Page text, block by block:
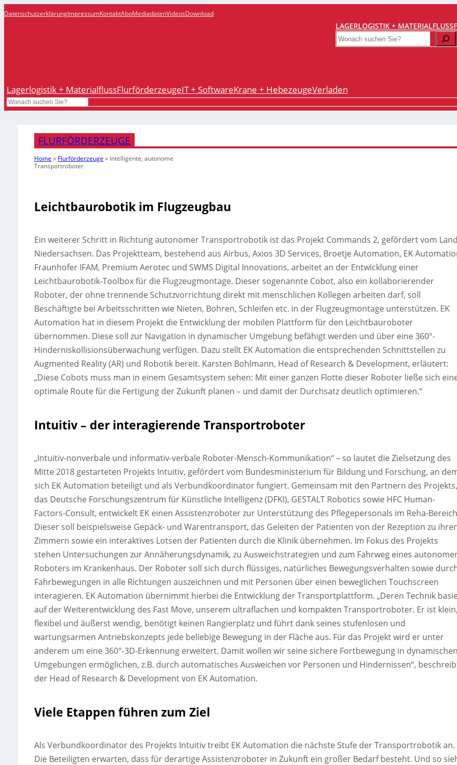
DatenschutzerklärungImpressumKontaktAboMediadatenVideosDownload
LAGERLOGISTIK + MATERIALFLUSS
Search
Lagerlogistik + MaterialflussFlurförderzeugeIT + SoftwareKrane + HebezeugeVerladen
Search
FLURFÖRDERZEUGE
Home » Flurförderzeuge » Intelligente, autonome
Transportroboter
Leichtbaurobotik im Flugzeugbau
Ein weiterer Schritt in Richtung autonomer Transportrobotik ist das Projekt Commands 2, gefördert vom Land
Niedersachsen. Das Projektteam, bestehend aus Airbus, Axios 3D Services, Broetje Automation, EK
Fraunhofer IFAM, Premium Aerotec und SWMS Digital Innovations, arbeitet an der Entwicklung einer
Leichtbaurobotik-Toolbox für die Flugzeugmontage. Dieser sogenannte Cobot, also ein kollaborierender
Roboter, der ohne trennende Schutzvorrichtung direkt mit menschlichen Kollegen arbeiten darf, soll
Beschäftigte bei Arbeitsschritten wie Nieten, Bohren, Schleifen etc. in der Flugzeugmontage unterstützen. EK
Automation hat in diesem Projekt die Entwicklung der mobilen Plattform für den Leichtbauroboter
übernommen. Diese soll zur Navigation in dynamischer Umgebung befähigt werden und über eine 360°-
Hinderniskollisionsüberwachung verfügen. Dazu stellt EK Automation die entsprechenden Schnittstellen zu
Augmented Reality (AR) und Robotik bereit. Karsten Bohlmann, Head of Research & Development, erläutert:
„Diese Cobots muss man in einem Gesamtsystem sehen: Mit einer ganzen Flotte dieser Roboter ließe sich
optimale Route für die Fertigung der Zukunft planen – und damit der Durchsatz deutlich optimieren.“
Intuitiv – der interagierende Transportroboter
„Intuitiv-nonverbale und informativ-verbale Roboter-Mensch-Kommunikation“ – so lautet die Zielsetzung des
Mitte 2018 gestarteten Projekts Intuitiv, gefördert vom Bundesministerium für Bildung und Forschung, an
sich EK Automation beteiligt und als Verbundkoordinator fungiert. Gemeinsam mit den Partnern des Projekts,
das Deutsche Forschungszentrum für Künstliche Intelligenz (DFKI), GESTALT Robotics sowie HFC Human-
Factors-Consult, entwickelt EK einen Assistenzroboter zur Unterstützung des Pflegepersonals im Reha-
Dieser soll beispielsweise Gepäck- und Warentransport, das Geleiten der Patienten von der Rezeption zu
Zimmern sowie ein interaktives Lotsen der Patienten durch die Klinik übernehmen. Im Fokus des Projekts
stehen Untersuchungen zur Annäherungsdynamik, zu Ausweichstrategien und zum Fahrweg eines
Roboters im Krankenhaus. Der Roboter soll sich durch flüssiges, natürliches Bewegungsverhalten sowie
Fahrbewegungen in alle Richtungen auszeichnen und mit Personen über einen beweglichen Touchscreen
interagieren. EK Automation übernimmt hierbei die Entwicklung der Transportplattform. „Deren Technik
auf der Weiterentwicklung des Fast Move, unserem ultraflachen und kompakten Transportroboter. Er ist klein,
flexibel und äußerst wendig, benötigt keinen Rangierplatz und führt dank seines stufenlosen und
wartungsarmen Antriebskonzepts jede beliebige Bewegung in der Fläche aus. Für das Projekt wird er unter
anderem um eine 360°-3D-Erkennung erweitert. Damit wollen wir seine sichere Fortbewegung in dynamischen
Umgebungen ermöglichen, z.B. durch automatisches Ausweichen vor Personen und Hindernissen“,
der Head of Research & Development von EK Automation.
Viele Etappen führen zum Ziel
Als Verbundkoordinator des Projekts Intuitiv treibt EK Automation die nächste Stufe der Transportrobotik an.
Die Beteiligten erwarten, dass für derartige Assistenzroboter in Zukunft ein großer Bedarf besteht. Und so